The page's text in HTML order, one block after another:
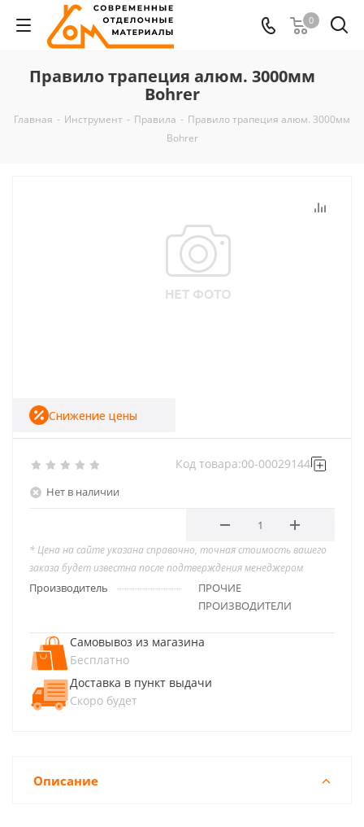
0
Правило трапеция алюм. 3000мм
Bohrer
Главная - Инструмент - Правила - Правило трапеция алюм. 3000мм
Bohrer
Нет в наличии
Код товара:00-00029144
Снижение цены
* Цена на сайте указана справочно, точная стоимость вашего
заказа будет известна после подтверждения менеджером
Производитель
ПРОЧИЕ
ПРОИЗВОДИТЕЛИ
Самовывоз из магазина
Бесплатно
Доставка в пункт выдачи
Скоро будет
Описание